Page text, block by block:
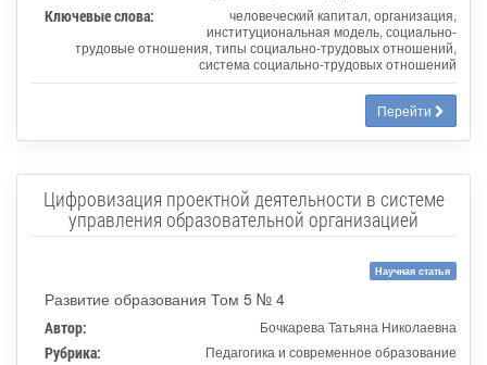
Ключевые слова:
человеческий капитал, организация,
институциональная модель, социально-
трудовые отношения, типы социально-трудовых отношений,
система социально-трудовых отношений
Перейти
Цифровизация проектной деятельности в системе
управления образовательной организацией
Научная статья
Развитие образования Том 5 № 4
Автор: Бочкарева Татьяна Николаевна
Рубрика: Педагогика и современное образование